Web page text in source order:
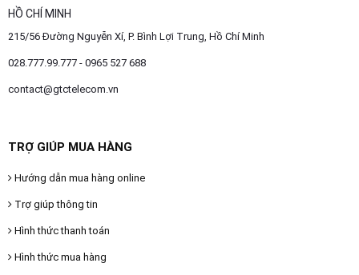
HỒ CHÍ MINH
215/56 Đường Nguyễn Xí, P. Bình Lợi Trung, Hồ Chí Minh
028.777.99.777 - 0965 527 688
contact@gtctelecom.vn
TRỢ GIÚP MUA HÀNG
Hướng dẫn mua hàng online
Trợ giúp thông tin
Hình thức thanh toán
Hình thức mua hàng